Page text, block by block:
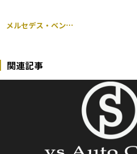
メルセデス・ベンツ Cクラス 205 持ち込み ドラレコ 取り付け
関連記事